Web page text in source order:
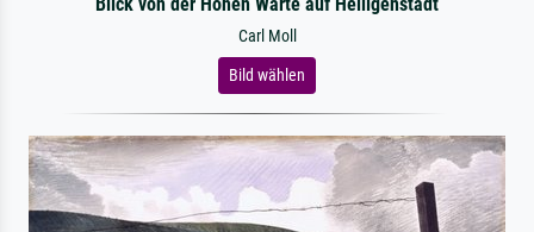
Carl Moll
Bild wählen